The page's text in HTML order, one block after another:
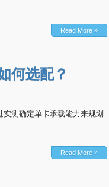
Read More »
何选配？
测确定单卡承载能力来规划
Read More »